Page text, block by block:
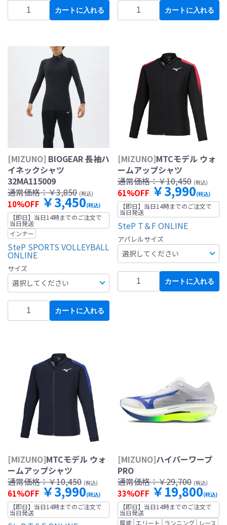
カートに入れる カートに入れる
[MIZUNO] BIOGEAR 長袖ハ
イネックシャツ
32MA115009
通常価格：￥3,850 (税込)
10%OFF ￥3,450(税込)
【即日】当日14時までのご注文で
当日発送
インナー
SteP SPORTS VOLLEYBALL
ONLINE
サイズ
カートに入れる
[MIZUNO]MTCモデル ウォ
ームアップシャツ
通常価格：￥10,450 (税込)
61%OFF ￥3,990(税込)
【即日】当日14時までのご注文で
当日発送
SteP T＆F ONLINE
アパレルサイズ
カートに入れる
[MIZUNO]MTCモデル ウォ
ームアップシャツ
通常価格：￥10,450 (税込)
61%OFF ￥3,990(税込)
【即日】当日14時までのご注文で
当日発送
[MIZUNO]ハイパーワープ
PRO
通常価格：￥29,700 (税込)
33%OFF ￥19,800(税込)
【即日】当日14時までのご注文で
当日発送
厚底 エリート ランニング
レース